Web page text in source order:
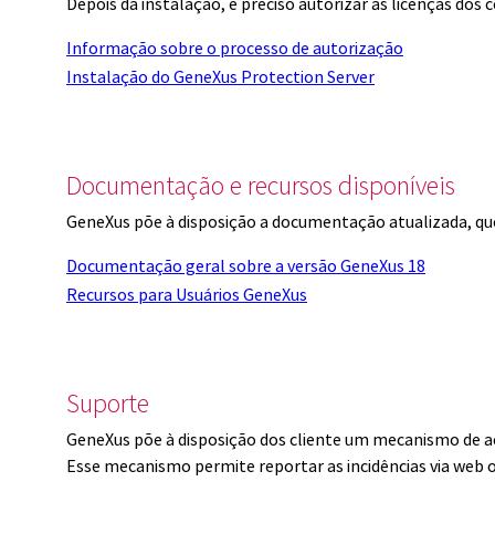
Informação sobre o processo de autorização
Instalação do GeneXus Protection Server
Documentação e recursos disponíveis
GeneXus põe à disposição a documentação atualizada,
Documentação geral sobre a versão GeneXus 18
Recursos para Usuários GeneXus
Suporte
GeneXus põe à disposição dos cliente um mecanismo de
Esse mecanismo permite reportar as incidências via